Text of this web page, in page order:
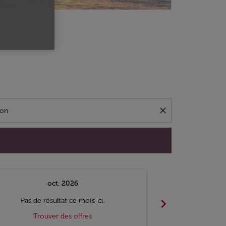
close
oct. 2026
Pas de résultat ce mois-ci.
Trouver des offres
chevron_right